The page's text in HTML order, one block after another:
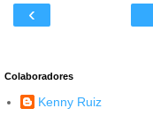
‹
Colaboradores
Kenny Ruiz